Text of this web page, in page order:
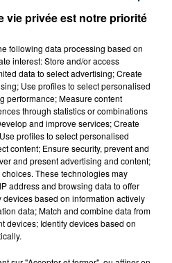
EST PERTURBÉE
L'A47 ?
vie privée est notre priorité
following data processing based on
interest: Store and/or access
data to select advertising; Create
Use profiles to select personalised
performance; Measure content
through statistics or combinations
and improve services; Create
profiles to select personalised
content; Ensure security, prevent and
and present advertising and content;
These technologies may
address and browsing data to offer
based on information actively
data; Match and combine data from
devices; Identify devices based on